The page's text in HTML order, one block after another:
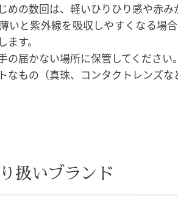
めの数回は、軽いひりひり感や赤み
いと紫外線を吸収しやすくなる場
す。
の届かない場所に保管してください
なもの（真珠、コンタクトレンズ
扱いブランド